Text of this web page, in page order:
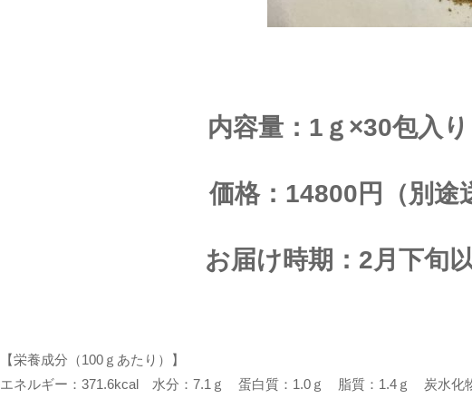
内容量：1ｇ×30包入り
価格：14800円（別途
お届け時期：2月下旬
【栄養成分（100ｇあたり）】
エネルギー：371.6kcal 水分：7.1ｇ 蛋白質：1.0ｇ 脂質：1.4ｇ 炭水化